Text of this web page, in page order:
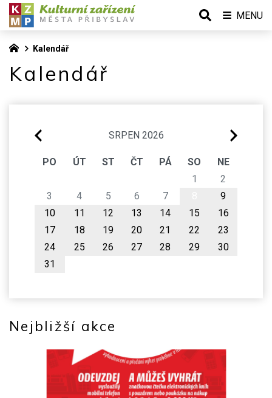
Kalendář
Kalendář
SRPEN 2026
PO ÚT ST ČT PÁ SO
NE
1
2
3
4 5 6 7
9
10
11 12 13 14 15
16
17
18 19 20 21 22
23
24
25 26 27 28 29
30
31
Nejbližší akce
MENU